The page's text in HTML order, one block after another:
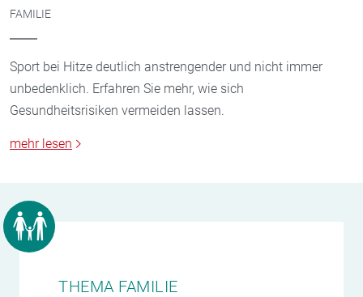
FAMILIE
Sport bei Hitze deutlich anstrengender und nicht immer
unbedenklich. Erfahren Sie mehr, wie sich
Gesundheitsrisiken vermeiden lassen.
mehr lesen
THEMA FAMILIE